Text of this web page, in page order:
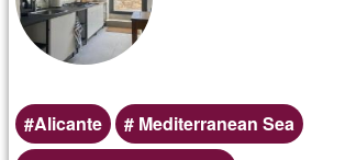
Alicante
Mediterranean Sea